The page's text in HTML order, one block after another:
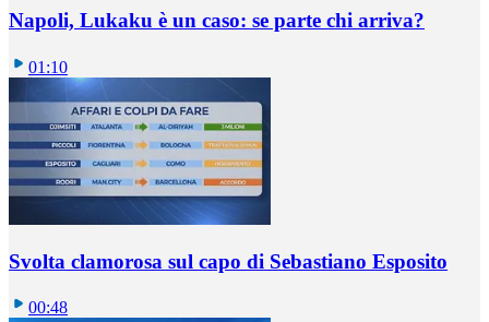
Napoli, Lukaku è un caso: se parte chi arriva?
01:10
Svolta clamorosa sul capo di Sebastiano Esposito
00:48